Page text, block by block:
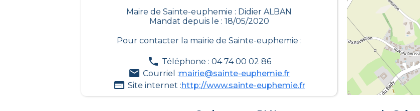
Maire de Sainte-euphemie : Didier ALBAN
Mandat depuis le : 18/05/2020
Pour contacter la mairie de Sainte-euphemie :
Téléphone : 04 74 00 02 86
Courriel :mairie@sainte-euphemie.fr
Site internet :http://www.sainte-euphemie.fr